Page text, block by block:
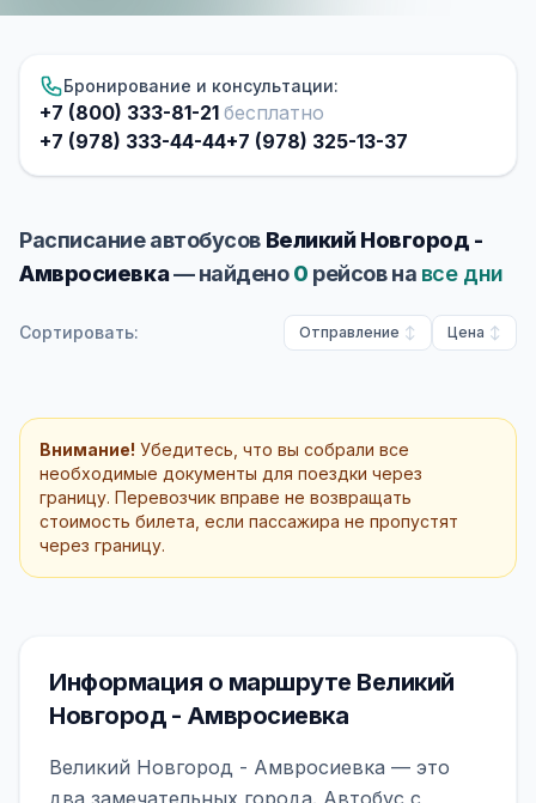
Бронирование и консультации:
+7 (800) 333-81-21 бесплатно
+7 (978) 333-44-44+7 (978) 325-13-37
Расписание автобусов Великий Новгород -
Амвросиевка— найдено0 рейсов на все дни
Сортировать: Отправление Цена
Внимание! Убедитесь, что вы собрали все
необходимые документы для поездки через
границу. Перевозчик вправе не возвращать
стоимость билета, если пассажира не пропустят
через границу.
Информация о маршруте Великий
Новгород - Амвросиевка
Великий Новгород - Амвросиевка — это
два замечательных города. Автобус с